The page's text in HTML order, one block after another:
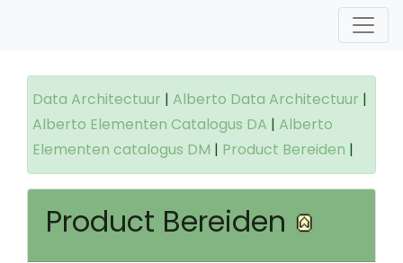
Data Architectuur | Alberto Data Architectuur |
Alberto Elementen Catalogus DA | Alberto
Elementen catalogus DM | Product Bereiden |
Product Bereiden